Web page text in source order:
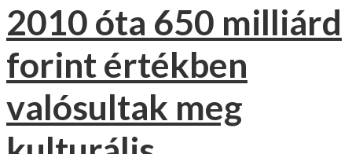
2010 óta 650 milliárd
forint értékben
valósultak meg